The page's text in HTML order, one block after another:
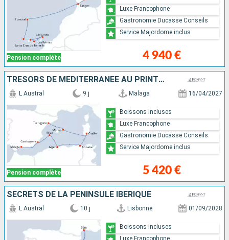
Pension complète 4 940 €
Luxe Francophone
Gastronomie Ducasse Conseils
Service Majordome inclus
TRÉSORS DE MÉDITERRANÉE AU PRINTEMPS
Pension complète
L Austral 9 j Malaga 16/04/2027
5 420 €
Boissons incluses
Luxe Francophone
Gastronomie Ducasse Conseils
Service Majordome inclus
SECRETS DE LA PÉNINSULE IBÉRIQUE
L Austral 10 j Lisbonne 01/09/2028
Boissons incluses
Luxe Francophone